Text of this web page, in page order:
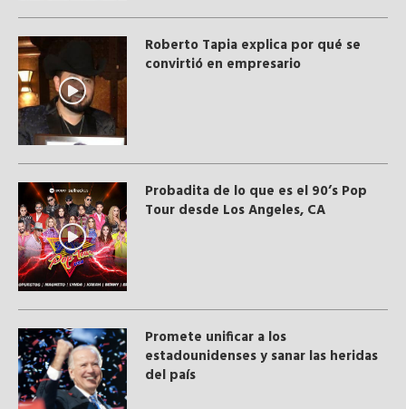
Roberto Tapia explica por qué se
convirtió en empresario
Probadita de lo que es el 90’s Pop
Tour desde Los Angeles, CA
Promete unificar a los
estadounidenses y sanar las heridas
del país